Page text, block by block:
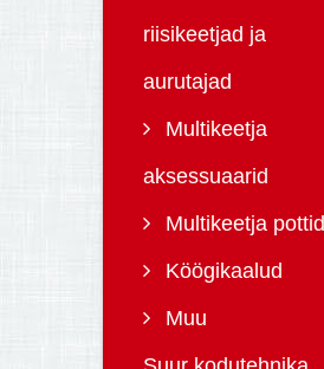
riisikeetjad ja
aurutajad
Multikeetja
aksessuaarid
Multikeetja pottid
Köögikaalud
Muu